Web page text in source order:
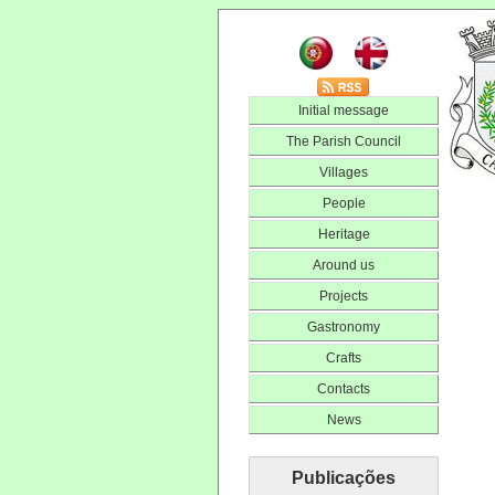
Initial message
The Parish Council
Villages
People
Heritage
Around us
Projects
Gastronomy
Crafts
Contacts
News
Publicações